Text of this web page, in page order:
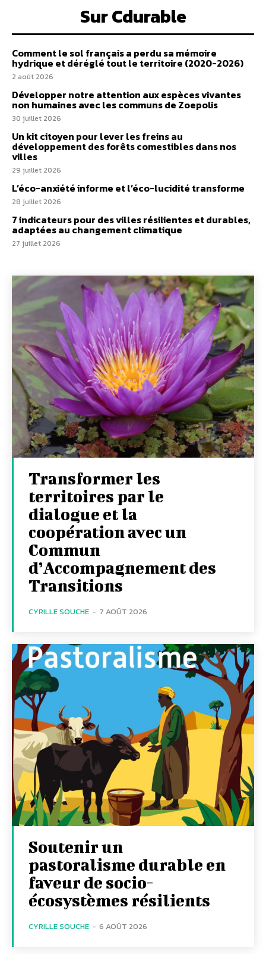
Sur Cdurable
Comment le sol français a perdu sa mémoire
hydrique et déréglé tout le territoire (2020-2026)
2 août 2026
Développer notre attention aux espèces vivantes
non humaines avec les communs de Zoepolis
30 juillet 2026
Un kit citoyen pour lever les freins au
développement des forêts comestibles dans nos
villes
29 juillet 2026
L’éco-anxiété informe et l’éco-lucidité transforme
28 juillet 2026
7 indicateurs pour des villes résilientes et durables,
adaptées au changement climatique
27 juillet 2026
Transformer les
territoires par le
dialogue et la
coopération avec un
Commun
d’Accompagnement des
Transitions
CYRILLE SOUCHE - 7 AOÛT 2026
Soutenir un
pastoralisme durable en
faveur de socio-
écosystèmes résilients
CYRILLE SOUCHE - 6 AOÛT 2026